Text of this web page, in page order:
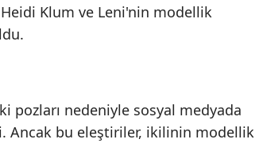
Klum ve Leni'nin modellik
pozları nedeniyle sosyal medyada
Ancak bu eleştiriler, ikilinin modellik